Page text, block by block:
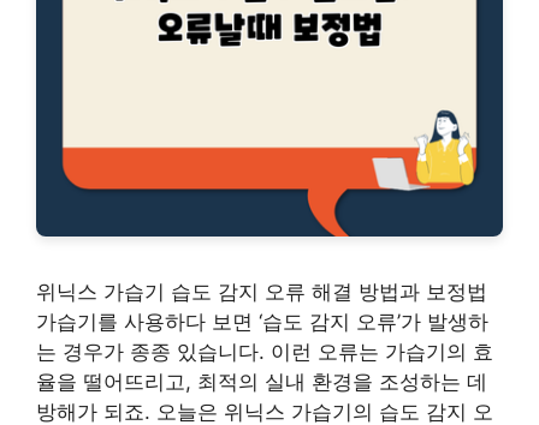
위닉스 가습기 습도 감지 오류 해결 방법과 보정법
가습기를 사용하다 보면 ‘습도 감지 오류’가 발생하
는 경우가 종종 있습니다. 이런 오류는 가습기의 효
율을 떨어뜨리고, 최적의 실내 환경을 조성하는 데
방해가 되죠. 오늘은 위닉스 가습기의 습도 감지 오